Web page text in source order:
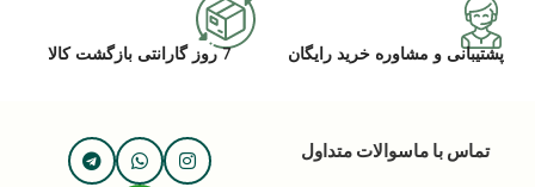
پشتیبانی و مشاوره خرید رایگان 7 روز گارانتی بازگشت کالا
تماس با ماسوالات متداول